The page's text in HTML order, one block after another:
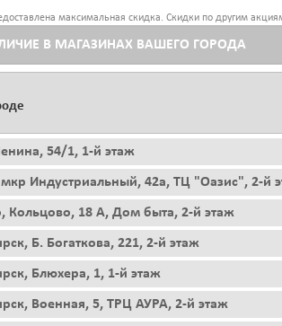
максимальная скидка. Скидки по другим
В МАГАЗИНАХ ВАШЕГО ГОРОДА
54/1, 1-й этаж
мкр Индустриальный, 42а, ТЦ "Оазис", 2-й
Кольцово, 18 А, Дом быта, 2-й этаж
Б. Богаткова, 221, 2-й этаж
Блюхера, 1, 1-й этаж
Военная, 5, ТРЦ АУРА, 2-й этаж